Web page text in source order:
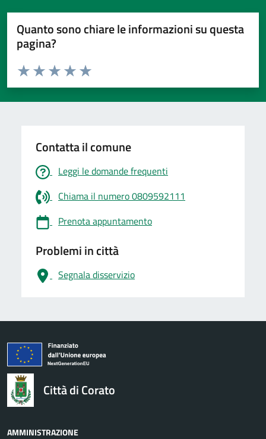
Quanto sono chiare le informazioni su questa
pagina?
Valuta da 1 a 5 stelle la pagina
Valuta 5 stelle su 5
Valuta 4 stelle su 5
Valuta 3 stelle su 5
Valuta 2 stelle su 5
Valuta 1 stelle su 5
Contatta il comune
Leggi le domande frequenti
Chiama il numero 0809592111
Prenota appuntamento
Problemi in città
Segnala disservizio
logo Unione Europea
Città di Corato
AMMINISTRAZIONE